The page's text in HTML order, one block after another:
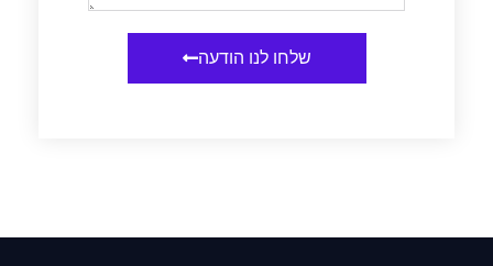
שלחו לנו הודעה